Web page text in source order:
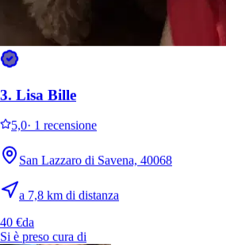
3. Lisa Bille
5,0· 1 recensione
San Lazzaro di Savena, 40068
a 7,8 km di distanza
40 €da
Si è preso cura di